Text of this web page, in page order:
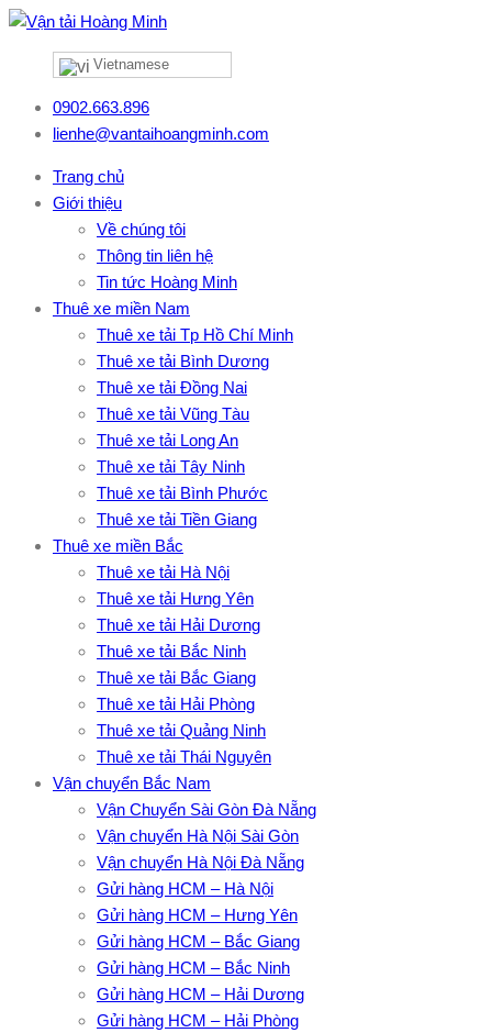
Vietnamese
0902.663.896
lienhe@vantaihoangminh.com
Trang chủ
Giới thiệu
Về chúng tôi
Thông tin liên hệ
Tin tức Hoàng Minh
Thuê xe miền Nam
Thuê xe tải Tp Hồ Chí Minh
Thuê xe tải Bình Dương
Thuê xe tải Đồng Nai
Thuê xe tải Vũng Tàu
Thuê xe tải Long An
Thuê xe tải Tây Ninh
Thuê xe tải Bình Phước
Thuê xe tải Tiền Giang
Thuê xe miền Bắc
Thuê xe tải Hà Nội
Thuê xe tải Hưng Yên
Thuê xe tải Hải Dương
Thuê xe tải Bắc Ninh
Thuê xe tải Bắc Giang
Thuê xe tải Hải Phòng
Thuê xe tải Quảng Ninh
Thuê xe tải Thái Nguyên
Vận chuyển Bắc Nam
Vận Chuyển Sài Gòn Đà Nẵng
Vận chuyển Hà Nội Sài Gòn
Vận chuyển Hà Nội Đà Nẵng
Gửi hàng HCM – Hà Nội
Gửi hàng HCM – Hưng Yên
Gửi hàng HCM – Bắc Giang
Gửi hàng HCM – Bắc Ninh
Gửi hàng HCM – Hải Dương
Gửi hàng HCM – Hải Phòng